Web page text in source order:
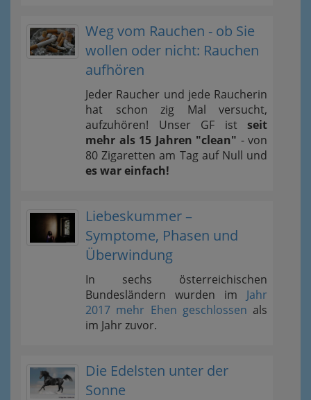
Weg vom Rauchen - ob Sie
wollen oder nicht: Rauchen
aufhören
Jeder Raucher und jede Raucherin
hat schon zig Mal versucht,
aufzuhören! Unser GF ist seit
mehr als 15 Jahren "clean" - von
80 Zigaretten am Tag auf Null und
es war einfach!
Liebeskummer –
Symptome, Phasen und
Überwindung
In sechs österreichischen
Bundesländern wurden im Jahr
2017 mehr Ehen geschlossen als
im Jahr zuvor.
Die Edelsten unter der
Sonne